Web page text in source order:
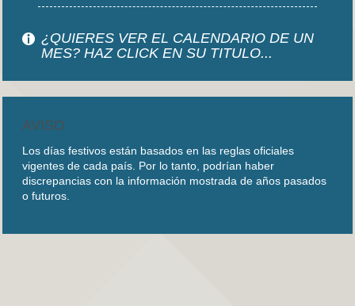
¿QUIERES VER EL CALENDARIO DE UN
MES? HAZ CLICK EN SU TITULO...
AVISO
Los días festivos están basados en las reglas oficiales
vigentes de cada país. Por lo tanto, podrían haber
discrepancias con la información mostrada de años pasados
o futuros.